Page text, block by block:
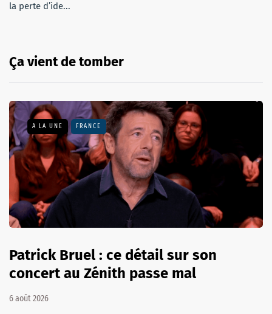
la perte d’ide...
Ça vient de tomber
A LA UNE FRANCE
Patrick Bruel : ce détail sur son
concert au Zénith passe mal
6 août 2026